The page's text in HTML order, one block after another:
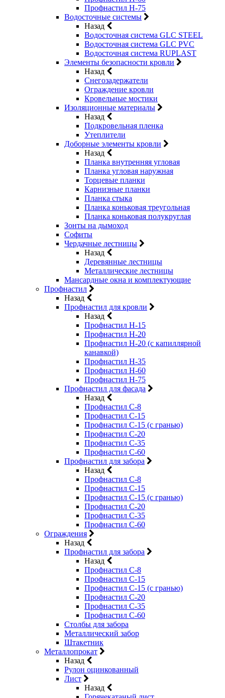
Профнастил Н-75
Водосточные системы
Назад
Водосточная система GLC STEEL
Водосточная система GLC PVC
Водосточная система RUPLAST
Элементы безопасности кровли
Назад
Снегозадержатели
Ограждение кровли
Кровельные мостики
Изоляционные материалы
Назад
Подкровельная пленка
Утеплители
Доборные элементы кровли
Назад
Планка внутренняя угловая
Планка угловая наружная
Торцевые планки
Карнизные планки
Планка стыка
Планка коньковая треугольная
Планка коньковая полукруглая
Зонты на дымоход
Софиты
Чердачные лестницы
Назад
Деревянные лестницы
Металлические лестницы
Мансардные окна и комплектующие
Профнастил
Назад
Профнастил для кровли
Назад
Профнастил Н-15
Профнастил Н-20
Профнастил Н-20 (с капиллярной
канавкой)
Профнастил Н-35
Профнастил Н-60
Профнастил Н-75
Профнастил для фасада
Назад
Профнастил С-8
Профнастил С-15
Профнастил С-15 (с гранью)
Профнастил С-20
Профнастил С-35
Профнастил С-60
Профнастил для забора
Назад
Профнастил С-8
Профнастил С-15
Профнастил С-15 (с гранью)
Профнастил С-20
Профнастил С-35
Профнастил С-60
Ограждения
Назад
Профнастил для забора
Назад
Профнастил С-8
Профнастил С-15
Профнастил С-15 (с гранью)
Профнастил С-20
Профнастил С-35
Профнастил С-60
Столбы для забора
Металлический забор
Штакетник
Металлопрокат
Назад
Рулон оцинкованный
Лист
Назад